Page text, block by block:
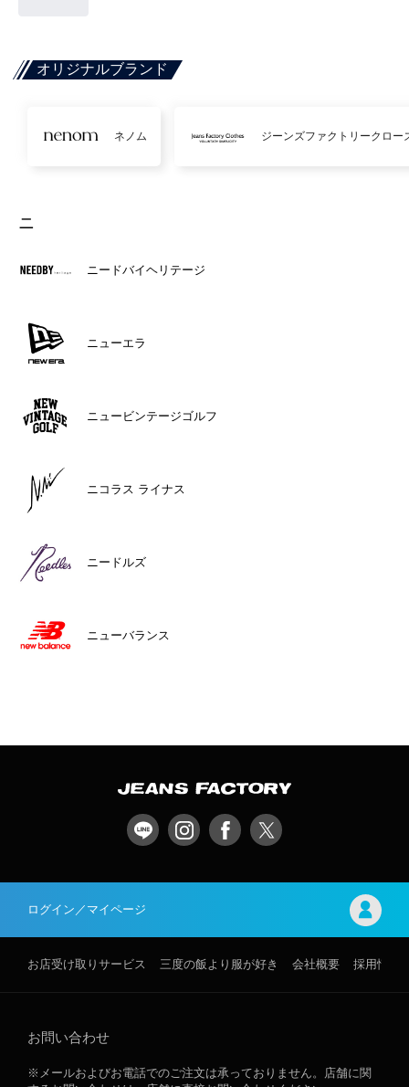
オリジナルブランド
ネノム ジーンズファクトリークロー
ニ
ニードバイヘリテージ
ニューエラ
ニュービンテージゴルフ
ニコラス ライナス
ニードルズ
ニューバランス
ログイン／マイページ
お店受け取りサービス 三度の飯より服が好き 会社概要 採用情報
お問い合わせ
※メールおよびお電話でのご注文は承っておりません。店舗に関